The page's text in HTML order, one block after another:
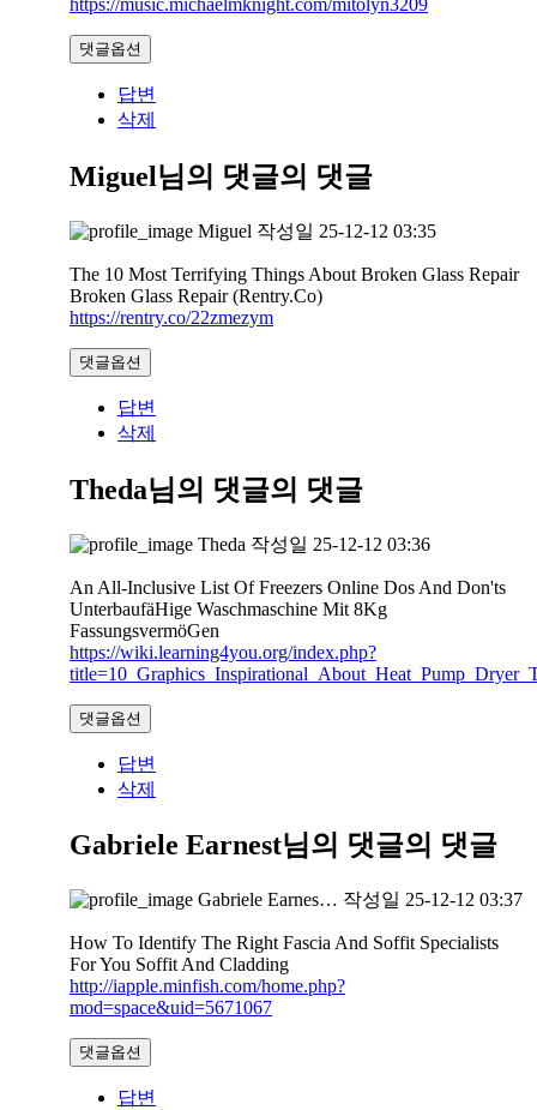
https://music.michaelmknight.com/mitolyn3209
댓글옵션
답변
삭제
Miguel님의 댓글의 댓글
Miguel 작성일 25-12-12 03:35
The 10 Most Terrifying Things About Broken Glass Repair
Broken Glass Repair (Rentry.Co)
https://rentry.co/22zmezym
댓글옵션
답변
삭제
Theda님의 댓글의 댓글
Theda 작성일 25-12-12 03:36
An All-Inclusive List Of Freezers Online Dos And Don'ts
UnterbaufäHige Waschmaschine Mit 8Kg
FassungsvermöGen
https://wiki.learning4you.org/index.php?
댓글옵션
답변
삭제
Gabriele Earnest님의 댓글의 댓글
Gabriele Earnes… 작성일 25-12-12 03:37
How To Identify The Right Fascia And Soffit Specialists
For You Soffit And Cladding
http://iapple.minfish.com/home.php?
mod=space&uid=5671067
댓글옵션
답변